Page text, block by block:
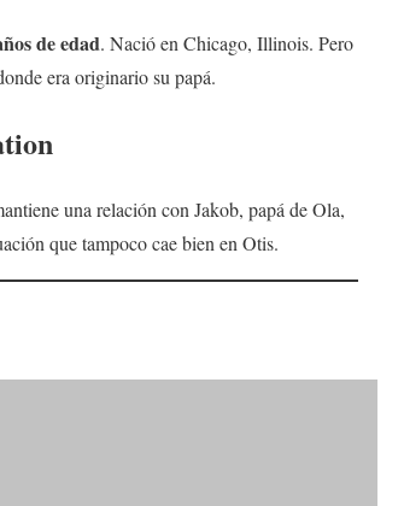
de edad. Nació en Chicago, Illinois. Pero
era originario su papá.
una relación con Jakob, papá de Ola,
que tampoco cae bien en Otis.